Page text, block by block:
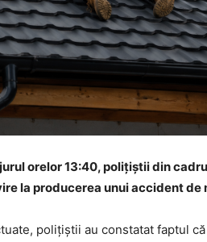
orelor 13:40, polițiștii din
la producerea unui accident de
polițiștii au constatat faptul